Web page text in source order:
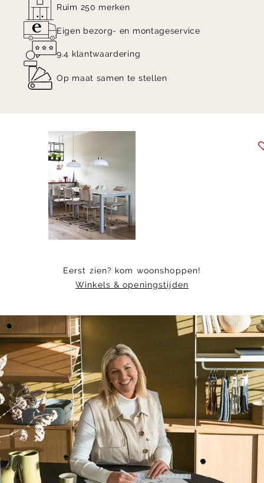
Ruim 250 merken
Eigen bezorg- en montageservice
9.4 klantwaardering
Op maat samen te stellen
Eerst zien? kom woonshoppen!
Winkels & openingstijden